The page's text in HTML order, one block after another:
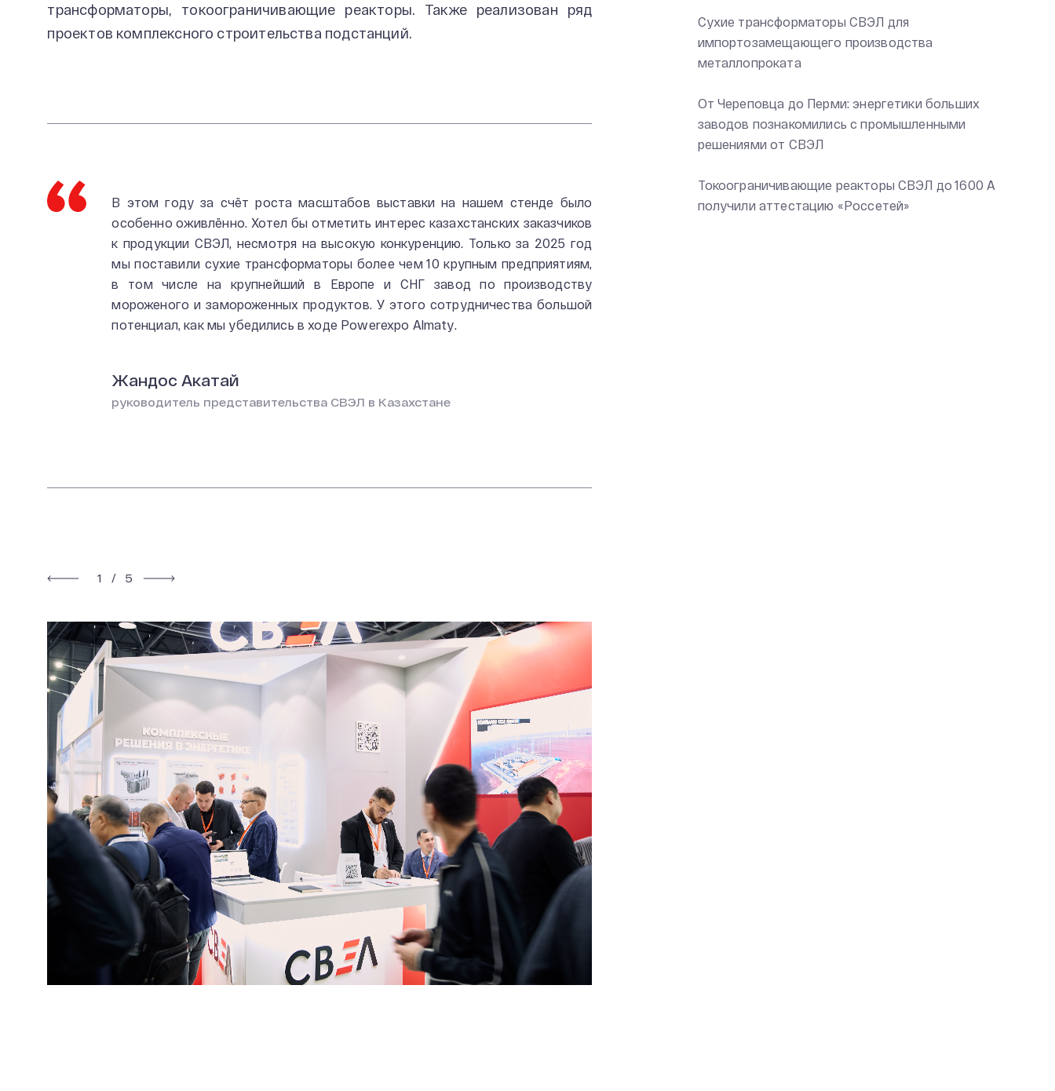
трансформаторы, токоограничивающие реакторы. Также реализован ряд
проектов комплексного строительства подстанций.
В этом году за счёт роста масштабов выставки на нашем стенде было
особенно оживлённо. Хотел бы отметить интерес казахстанских заказчиков
к продукции СВЭЛ, несмотря на высокую конкуренцию. Только за 2025 год
мы поставили сухие трансформаторы более чем 10 крупным предприятиям,
в том числе на крупнейший в Европе и СНГ завод по производству
мороженого и замороженных продуктов. У этого сотрудничества большой
потенциал, как мы убедились в ходе Powerexpo Almaty.
Жандос Акатай
руководитель представительства СВЭЛ в Казахстане
1 / 5
Сухие трансформаторы СВЭЛ для
импортозамещающего производства
металлопроката
От Череповца до Перми: энергетики больших
заводов познакомились с промышленными
решениями от СВЭЛ
Токоограничивающие реакторы СВЭЛ до 1600 А
получили аттестацию «Россетей»